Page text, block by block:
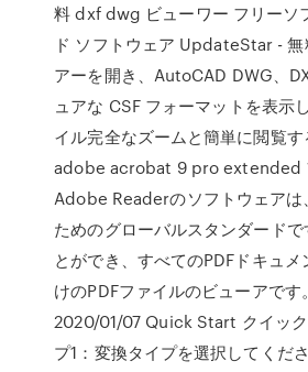
料 dxf dwg ビューワー フリーソ
ド ソフトウェア UpdateStar -
アーを開き、AutoCAD DWG、
ュアな CSF フォーマットを表示
イル完全なズームと簡単に閲覧す
adobe acrobat 9 pro extended
Adobe Readerのソフトウェアは
ためのグローバルスタンダードで
とができ、すべてのPDFドキュ
けのPDFファイルのビューアで
2020/01/07 Quick Start クイッ
プ1：変換タイプを選択してくだ